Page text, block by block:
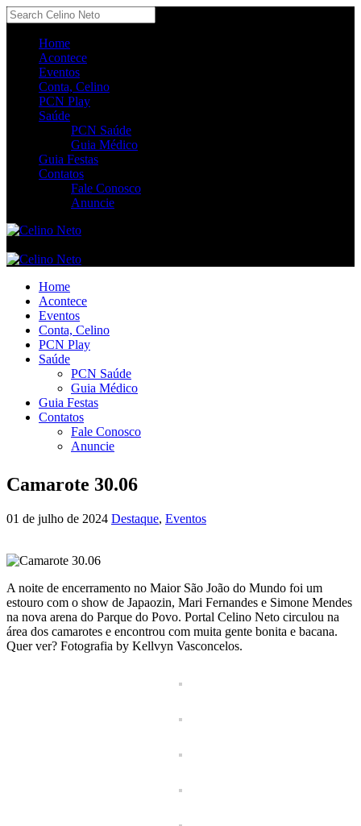
Home
Acontece
Eventos
Conta, Celino
PCN Play
Saúde
PCN Saúde
Guia Médico
Guia Festas
Contatos
Fale Conosco
Anuncie
Home
Acontece
Eventos
Conta, Celino
PCN Play
Saúde
PCN Saúde
Guia Médico
Guia Festas
Contatos
Fale Conosco
Anuncie
Camarote 30.06
01 de julho de 2024 Destaque, Eventos
A noite de encerramento no Maior São João do Mundo foi um
estouro com o show de Japaozin, Mari Fernandes e Simone Mendes
na nova arena do Parque do Povo. Portal Celino Neto circulou na
área dos camarotes e encontrou com muita gente bonita e bacana.
Quer ver? Fotografia by Kellvyn Vasconcelos.